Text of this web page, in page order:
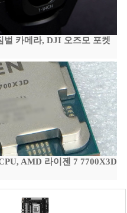
벌 카메라, DJI 오즈모 포켓
AMD 라이젠 7 7700X3D